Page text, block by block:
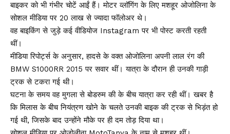
बाइकर को भी गंभीर चोटें आईं हैं। मोटर व्लॉगिंग के लिए मशहूर ओजोलिना के
सोशल मीडिया पर 20 लाख से ज्यादा फॉलोअर थे।
वह बाइकिंग से जुड़े कई वीडियोज Instagram पर भी पोस्ट करती रहती
थीं।
मीडिया रिपोर्ट्स के अनुसार, हादसे के वक्त ओजोलिना अपनी लाल रंग की
BMW S1000RR 2015 पर सवार थीं। यात्रा के दौरान ही उनकी गाड़ी
ट्रक से टकरा गई थी।
घटना के समय वह मुगला से बोडरुम की के बीच यात्रा कर रही थीं। खबर है
कि मिलास के बीच नियंत्रण खोने के चलते उनकी बाइक की ट्रक से भिड़ंत हो
गई थी, जिसके बाद उन्होंने मौके पर ही दम तोड़ दिया था।